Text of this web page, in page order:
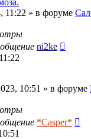
11:22 » в форуме
ni2ke
10:51 » в форуме
*Casper*